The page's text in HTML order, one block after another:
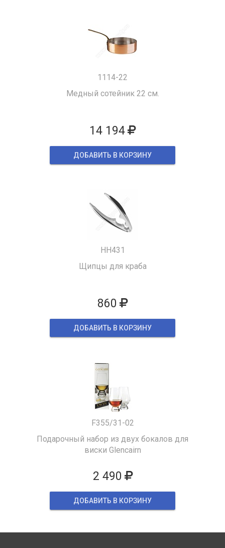
1114-22
Медный сотейник 22 см.
14 194
ДОБАВИТЬ В КОРЗИНУ
HH431
Щипцы для краба
860
ДОБАВИТЬ В КОРЗИНУ
F355/31-02
Подарочный набор из двух бокалов для
виски Glencairn
2 490
ДОБАВИТЬ В КОРЗИНУ